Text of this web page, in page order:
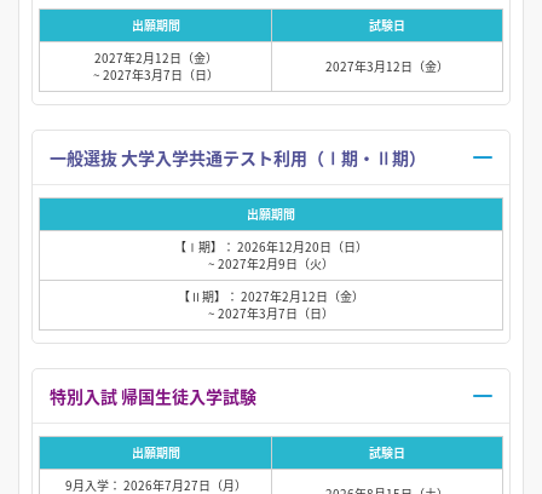
出願期間
試験日
2027年2月12日（金）
~ 2027年3月7日（日）
2027年3月12日（金）
出願期間
【Ⅰ期】： 2026年12月20日（日）
~ 2027年2月9日（火）
【Ⅱ期】： 2027年2月12日（金）
~ 2027年3月7日（日）
出願期間
試験日
9月入学： 2026年7月27日（月）